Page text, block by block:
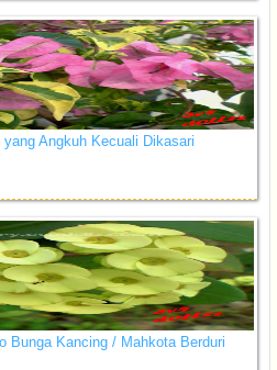
Angkuh Kecuali Dikasari
Bunga Kancing / Mahkota Berduri